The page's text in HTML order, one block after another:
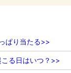
ぱり当たる>>
る日はいつ？>>